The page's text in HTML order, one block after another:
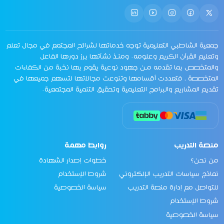
جمعية الشاطبي التعليمية توجه خدماتها لشرائح المجتمع في مجال تعلم
وتعليم القرآن الكريم وعلومه. ومنـذ نشأتها برز دورها الفاعل
والمتخصص بما تقدمه مـن جهود نوعية يقوم بها نخبة من الكفاءات
المتخصصة ، فتعددت أقسامها وتنوعت مجالاتها لتسهم جميعها في
تقديم المشاريع والبرامج التعليمية وتحقيق التنمية المجتمعية.
منصة التدريب
من نحن؟
نماذج سياسات التدريب الإلكتروني
للتواصل مع إدارة منصة التدريب
شروط الإستخدام
سياسة الخصوصية
روابط مهمة
خطوات إصدار الشهادة
شروط الإستخدام
سياسة الخصوصية